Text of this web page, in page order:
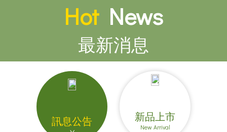
HotNews
最新消息
訊息公告 新品上市
New Arrival